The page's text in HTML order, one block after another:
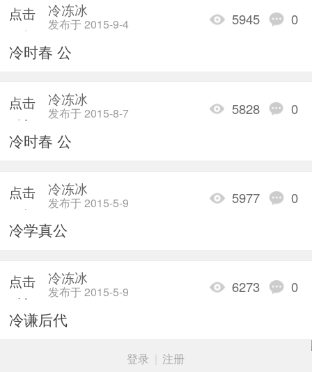
点击
重新
加载
5945 0
冷冻冰
发布于 2015-9-4
冷时春 公
点击
重新
加载
5828 0
冷冻冰
发布于 2015-8-7
冷时春 公
点击
重新
加载
5977 0
冷冻冰
发布于 2015-5-9
冷学真公
点击
重新
加载
6273 0
冷冻冰
发布于 2015-5-9
冷谦后代
登录
注册